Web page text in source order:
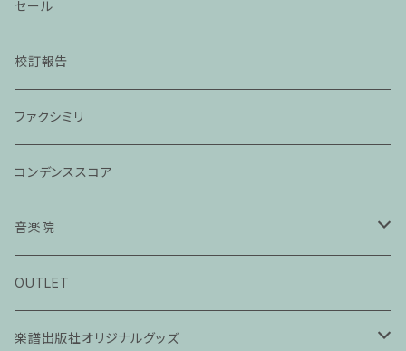
セール
校訂報告
ファクシミリ
コンデンススコア
音楽院
ピアノ科３０分レッスン
ピアノ科４５分レッスン
OUTLET
楽譜出版社オリジナルグッズ